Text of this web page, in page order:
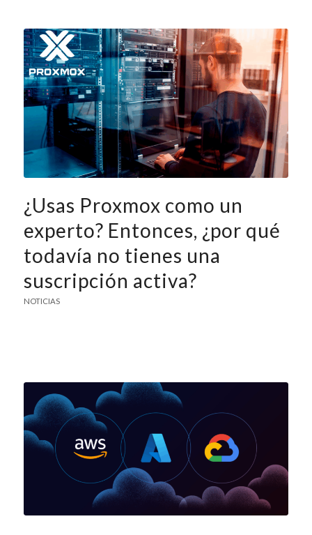
¿Usas Proxmox como un
experto? Entonces, ¿por qué
todavía no tienes una
suscripción activa?
NOTICIAS